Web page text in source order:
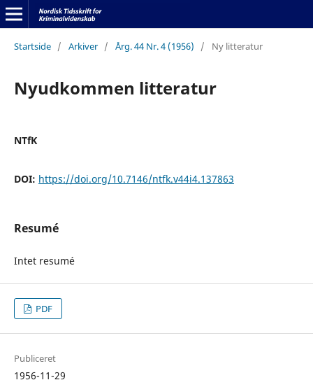
Startside / Arkiver / Årg. 44 Nr. 4 (1956) / Ny litteratur
Nyudkommen litteratur
NTfK
DOI: https://doi.org/10.7146/ntfk.v44i4.137863
Resumé
Intet resumé
PDF
Publiceret
1956-11-29